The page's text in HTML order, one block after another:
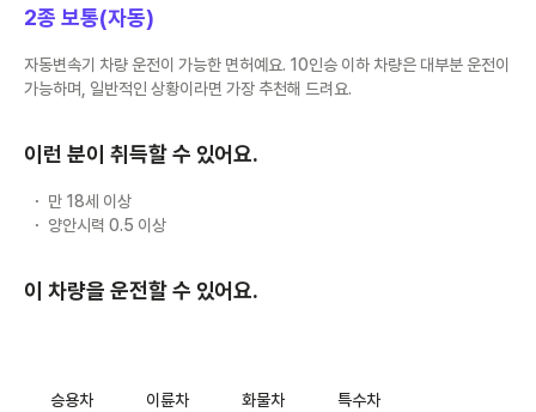
2종 보통(자동)
자동변속기 차량 운전이 가능한 면허예요. 10인승 이하 차량은 대부분 운전이
가능하며, 일반적인 상황이라면 가장 추천해 드려요.
이런 분이 취득할 수 있어요.
만 18세 이상
양안시력 0.5 이상
이 차량을 운전할 수 있어요.
승용차 이륜차 화물차 특수차